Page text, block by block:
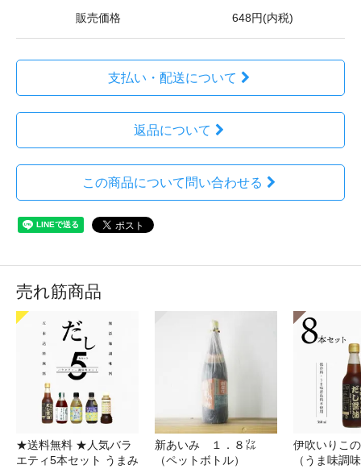
販売価格 648円(内税)
支払い・配送について
返品について
この商品について問い合わせる
売れ筋商品
★送料無料 ★人気バラ
エティ5本セット うまみ
新あいみ １．８㍑
（ペットボトル）
伊吹いりこ
（うま味調